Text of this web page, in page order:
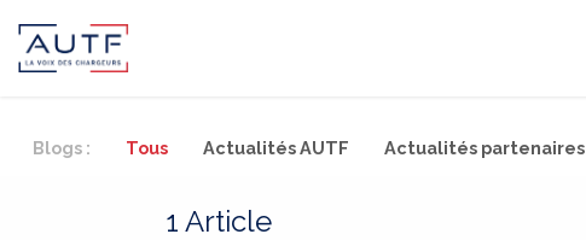
Blogs : Tous Actualités AUTF Actualités partenaires
1 Article